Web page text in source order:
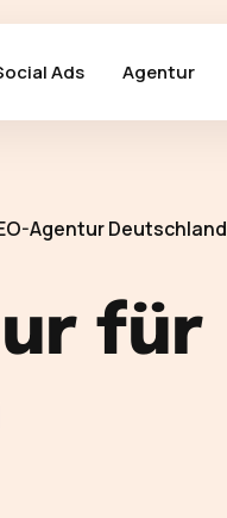
Ads Agentur
Agentur Deutschland
für